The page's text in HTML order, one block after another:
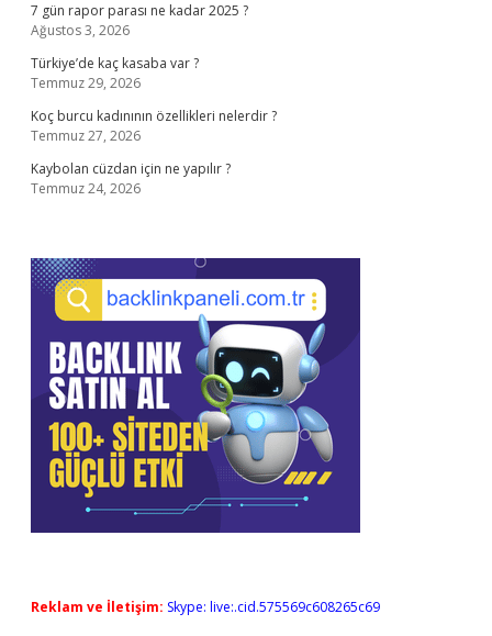
7 gün rapor parası ne kadar 2025 ?
Ağustos 3, 2026
Türkiye’de kaç kasaba var ?
Temmuz 29, 2026
Koç burcu kadınının özellikleri nelerdir ?
Temmuz 27, 2026
Kaybolan cüzdan için ne yapılır ?
Temmuz 24, 2026
Reklam ve İletişim: Skype: live:.cid.575569c608265c69